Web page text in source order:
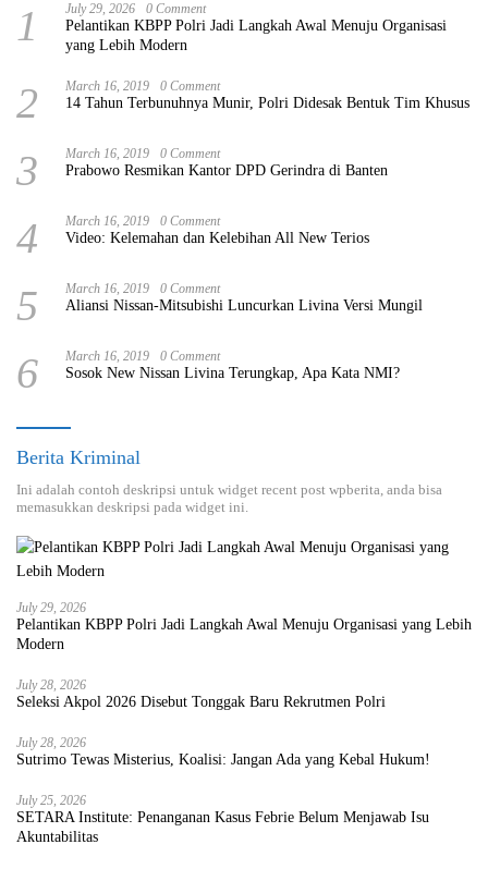
1 July 29, 2026 0 Comment
Pelantikan KBPP Polri Jadi Langkah Awal Menuju Organisasi
yang Lebih Modern
2 March 16, 2019 0 Comment
14 Tahun Terbunuhnya Munir, Polri Didesak Bentuk Tim Khusus
3 March 16, 2019 0 Comment
Prabowo Resmikan Kantor DPD Gerindra di Banten
4 March 16, 2019 0 Comment
Video: Kelemahan dan Kelebihan All New Terios
5 March 16, 2019 0 Comment
Aliansi Nissan-Mitsubishi Luncurkan Livina Versi Mungil
6 March 16, 2019 0 Comment
Sosok New Nissan Livina Terungkap, Apa Kata NMI?
Berita Kriminal
Ini adalah contoh deskripsi untuk widget recent post wpberita, anda bisa
memasukkan deskripsi pada widget ini.
July 29, 2026
Pelantikan KBPP Polri Jadi Langkah Awal Menuju Organisasi yang Lebih
Modern
July 28, 2026
Seleksi Akpol 2026 Disebut Tonggak Baru Rekrutmen Polri
July 28, 2026
Sutrimo Tewas Misterius, Koalisi: Jangan Ada yang Kebal Hukum!
July 25, 2026
SETARA Institute: Penanganan Kasus Febrie Belum Menjawab Isu
Akuntabilitas